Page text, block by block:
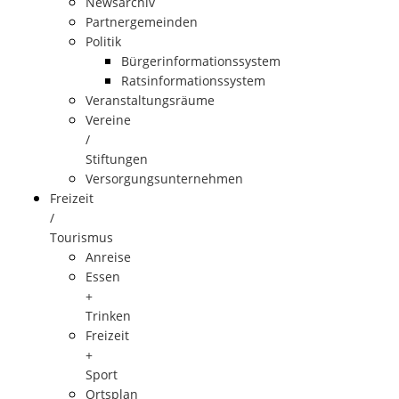
Partnergemeinden
Politik
Bürgerinformationssystem
Ratsinformationssystem
Veranstaltungsräume
Vereine
/
Stiftungen
Versorgungsunternehmen
Freizeit
/
Tourismus
Anreise
Essen
+
Trinken
Freizeit
+
Sport
Ortsplan